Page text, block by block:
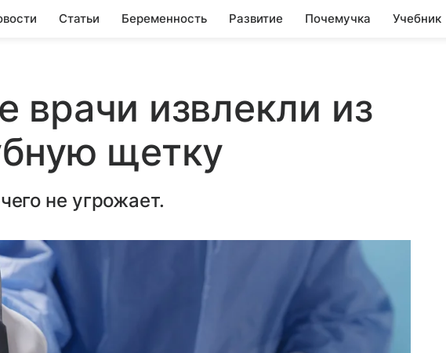
Статьи Беременность Развитие Почемучка Учебник
врачи извлекли из
щетку
не угрожает.